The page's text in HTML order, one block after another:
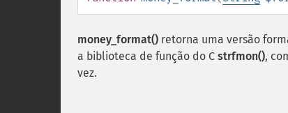
money_format() retorna uma versão
a biblioteca de função do C strfmon(),
vez.